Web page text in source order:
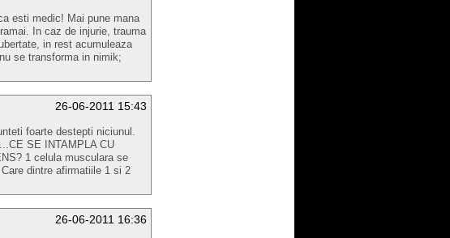
esti medic! Mai pune mana
In caz de injurie, trauma
in rest acumuleaza
se transforma in nimik;
26-06-2011 15:43
foarte destepti niciunul.
SE INTAMPLA CU
1 celula musculara se
dintre afirmatiile 1 si 2
26-06-2011 16:36